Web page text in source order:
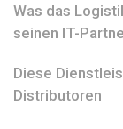
Was das
seinen IT-
Diese
Distributoren